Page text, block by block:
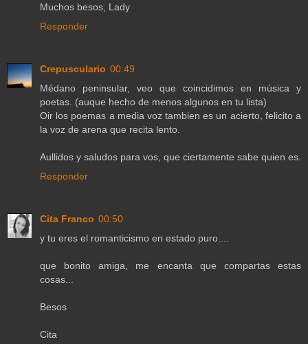
Muchos besos, Lady
Responder
Crepusculario 00:49
Médano peninsular, veo que coincidimos en música y
poetas. (auque hecho de menos algunos en tu lista)
Oir los poemas a media voz tambien es un acierto, felicito a
la voz de arena que recita lento.
Aullidos y saludos para vos, que ciertamente sabe quien es.
Responder
Cita Franco 00:50
y tu eres el romanticismo en estado puro....
que bonito amiga, me encanta que compartas estas
cosas...
Besos
Cita